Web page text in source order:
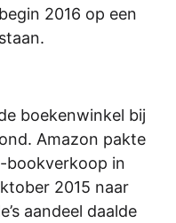
2016 op een
boekenwinkel bij
Amazon pakte
bookverkoop in
2015 naar
aandeel daalde